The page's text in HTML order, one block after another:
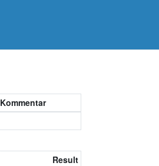
Kommentar
Result